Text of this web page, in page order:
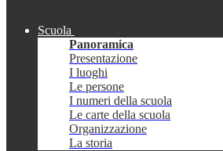
Scuola
Panoramica
Presentazione
I luoghi
Le persone
I numeri della scuola
Le carte della scuola
Organizzazione
La storia